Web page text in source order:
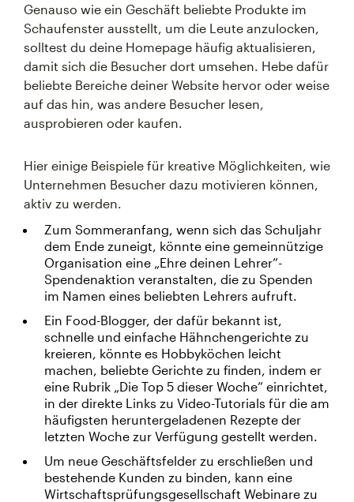
Genauso wie ein Geschäft beliebte Produkte im
Schaufenster ausstellt, um die Leute anzulocken,
solltest du deine Homepage häufig aktualisieren,
damit sich die Besucher dort umsehen. Hebe dafür
beliebte Bereiche deiner Website hervor oder weise
auf das hin, was andere Besucher lesen,
ausprobieren oder kaufen.
Hier einige Beispiele für kreative Möglichkeiten, wie
Unternehmen Besucher dazu motivieren können,
aktiv zu werden.
Zum Sommeranfang, wenn sich das Schuljahr
dem Ende zuneigt, könnte eine gemeinnützige
Organisation eine „Ehre deinen Lehrer”-
Spendenaktion veranstalten, die zu Spenden
im Namen eines beliebten Lehrers aufruft.
Ein Food-Blogger, der dafür bekannt ist,
schnelle und einfache Hähnchengerichte zu
kreieren, könnte es Hobbyköchen leicht
machen, beliebte Gerichte zu finden, indem er
eine Rubrik „Die Top 5 dieser Woche” einrichtet,
in der direkte Links zu Video-Tutorials für die am
häufigsten heruntergeladenen Rezepte der
letzten Woche zur Verfügung gestellt werden.
Um neue Geschäftsfelder zu erschließen und
bestehende Kunden zu binden, kann eine
Wirtschaftsprüfungsgesellschaft Webinare zu